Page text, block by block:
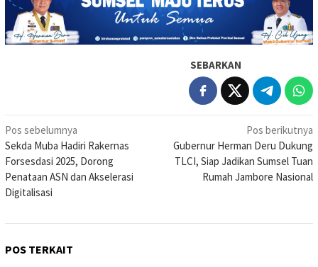
SEBARKAN
Navigasi
pos
Pos sebelumnya
Sekda Muba Hadiri Rakernas
Forsesdasi 2025, Dorong
Penataan ASN dan Akselerasi
Digitalisasi
Pos berikutnya
Gubernur Herman Deru Dukung
TLCI, Siap Jadikan Sumsel Tuan
Rumah Jambore Nasional
POS TERKAIT